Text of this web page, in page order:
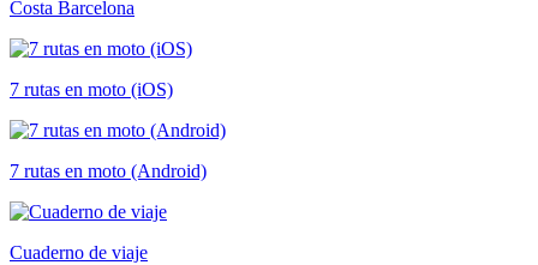
Costa Barcelona
7 rutas en moto (iOS)
7 rutas en moto (Android)
Cuaderno de viaje